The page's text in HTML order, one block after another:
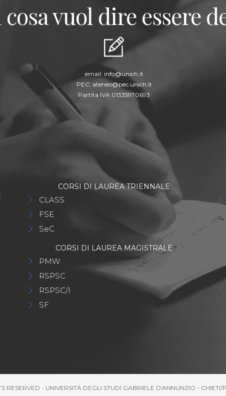
vuol dire essere
email: info@unich.it
PEC: ateneo@pec.unich.it
Partita IVA 01335970693
CORSI DI LAUREA TRIENNALE
CLASS
FSE
SeC
CORSI DI LAUREA MAGISTRALE
PMW
RSPSC
RSPSC/I
SF
RESERVED - UNIVERSITÀ DEGLI STUDI GABRIELE D'ANNUNZIO - CHIETI/